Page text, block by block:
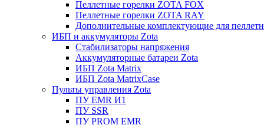
Пеллетные горелки ZOTA FOX
Пеллетные горелки ZOTA RAY
Дополнительные комплектующие для
ИБП и аккумуляторы Zota
Стабилизаторы напряжения
Аккумуляторные батареи Zota
ИБП Zota Matrix
ИБП Zota MatrixCase
Пульты управления Zota
ПУ EMR И1
ПУ SSR
ПУ PROM EMR